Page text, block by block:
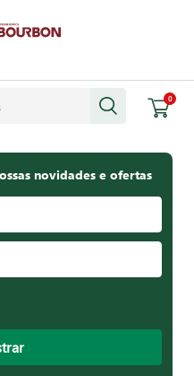
0
novidades e ofertas